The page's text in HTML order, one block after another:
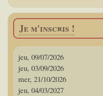
Je m'inscris !
jeu, 09/07/2026
jeu, 03/09/2026
mer, 21/10/2026
jeu, 04/03/2027